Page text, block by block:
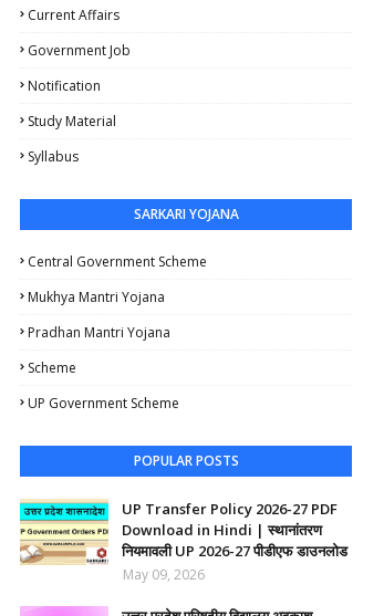
Current Affairs
Government Job
Notification
Study Material
Syllabus
SARKARI YOJANA
Central Government Scheme
Mukhya Mantri Yojana
Pradhan Mantri Yojana
Scheme
UP Government Scheme
POPULAR POSTS
UP Transfer Policy 2026-27 PDF
Download in Hindi | स्थानांतरण
नियमावली UP 2026-27 पीडीएफ डाउनलोड
May 09, 2026